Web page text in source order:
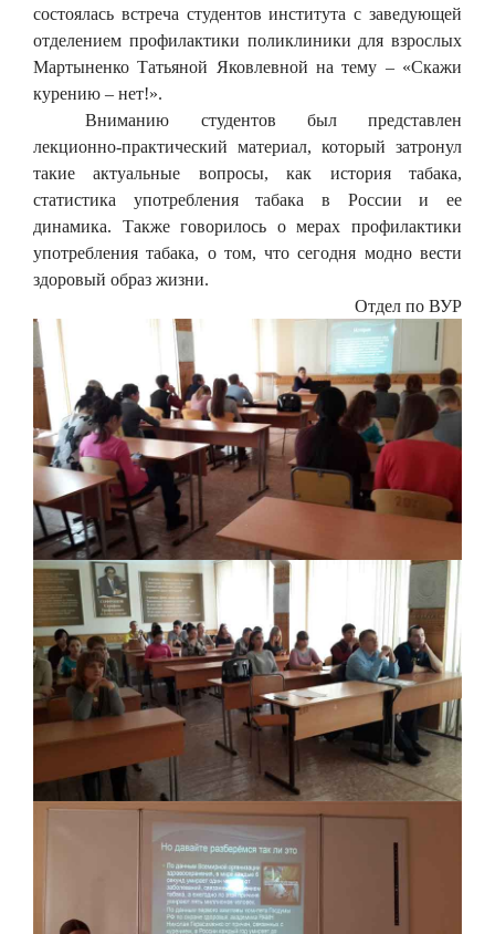
состоялась встреча студентов института с заведующей
отделением профилактики поликлиники для взрослых
Мартыненко Татьяной Яковлевной на тему – «Скажи
курению – нет!».
Вниманию студентов был представлен
лекционно-практический материал, который затронул
такие актуальные вопросы, как история табака,
статистика употребления табака в России и ее
динамика. Также говорилось о мерах профилактики
употребления табака, о том, что сегодня модно вести
здоровый образ жизни.
Отдел по ВУР